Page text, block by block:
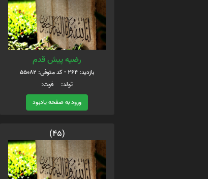
رضیه پیش قدم
بازدید: 264 - کد متوفی: 55082
تولد: فوت:
ورود به صفحه یادبود
(45)